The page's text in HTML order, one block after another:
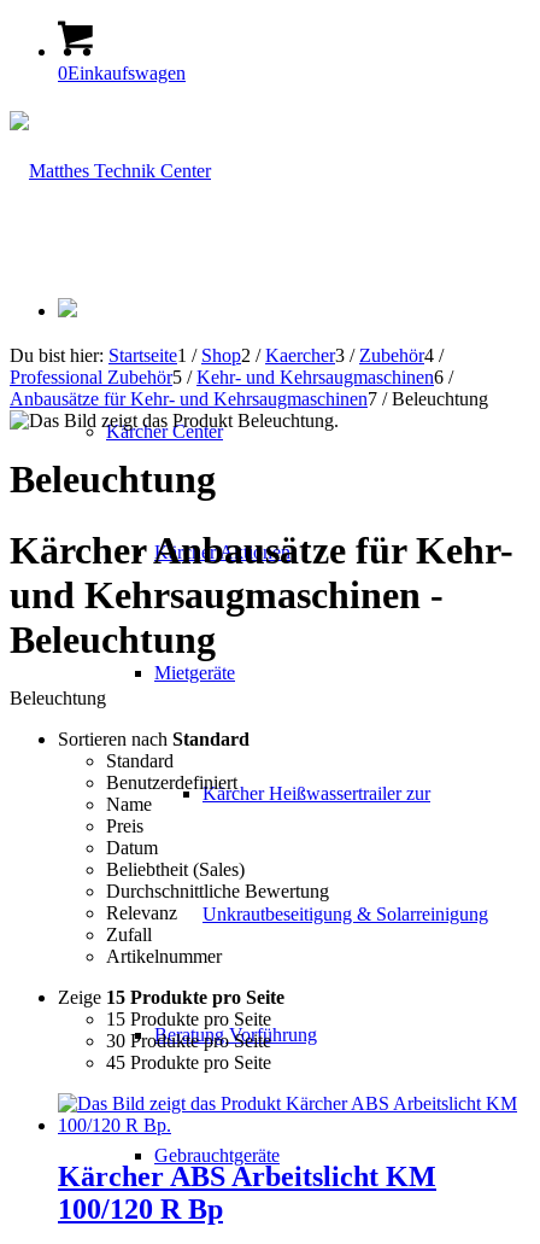
0Einkaufswagen
Kärcher Center
Kärcher Aktionen
Mietgeräte
Kärcher Heißwassertrailer zur
Unkrautbeseitigung & Solarreinigung
Beratung Vorführung
Gebrauchtgeräte
Du bist hier: Startseite1 / Shop2 / Kaercher3 / Zubehör4 /
Professional Zubehör5 / Kehr- und Kehrsaugmaschinen6 /
Anbausätze für Kehr- und Kehrsaugmaschinen7 / Beleuchtung
Beleuchtung
Kärcher Anbausätze für Kehr-
und Kehrsaugmaschinen -
Beleuchtung
Beleuchtung
Sortieren nach Standard
Standard
Benutzerdefiniert
Name
Preis
Datum
Beliebtheit (Sales)
Durchschnittliche Bewertung
Relevanz
Zufall
Artikelnummer
Zeige 15 Produkte pro Seite
15 Produkte pro Seite
30 Produkte pro Seite
45 Produkte pro Seite
Kärcher ABS Arbeitslicht KM
100/120 R Bp